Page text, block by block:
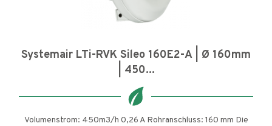
Systemair LTi-RVK Sileo 160E2-A | Ø 160mm
| 450...
Volumenstrom: 450m3/h 0,26 A Rohranschluss: 160 mm Die